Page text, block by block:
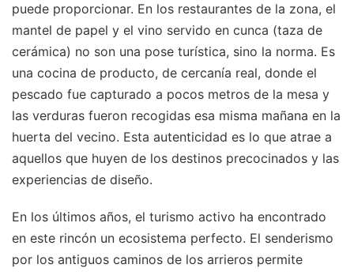
puede proporcionar. En los restaurantes de la zona, el
mantel de papel y el vino servido en cunca (taza de
cerámica) no son una pose turística, sino la norma. Es
una cocina de producto, de cercanía real, donde el
pescado fue capturado a pocos metros de la mesa y
las verduras fueron recogidas esa misma mañana en la
huerta del vecino. Esta autenticidad es lo que atrae a
aquellos que huyen de los destinos precocinados y las
experiencias de diseño.
En los últimos años, el turismo activo ha encontrado
en este rincón un ecosistema perfecto. El senderismo
por los antiguos caminos de los arrieros permite